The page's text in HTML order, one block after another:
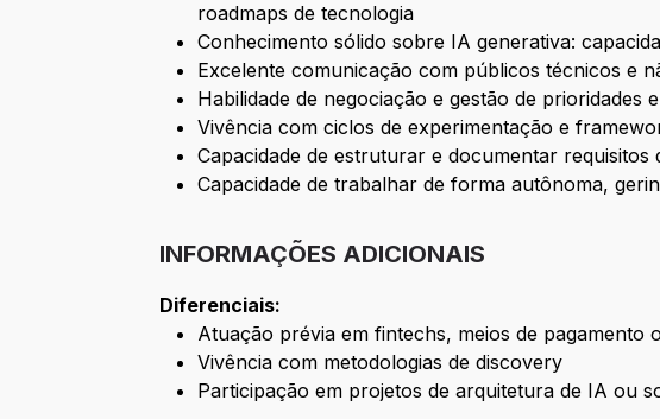
roadmaps de tecnologia
Conhecimento sólido sobre IA generativa:
Excelente comunicação com públicos técnicos e
Habilidade de negociação e gestão de prioridades
Vivência com ciclos de experimentação e
Capacidade de estruturar e documentar
Capacidade de trabalhar de forma autônoma,
INFORMAÇÕES ADICIONAIS
Diferenciais:
Atuação prévia em fintechs, meios de pagamento
Vivência com metodologias de discovery
Participação em projetos de arquitetura de IA ou